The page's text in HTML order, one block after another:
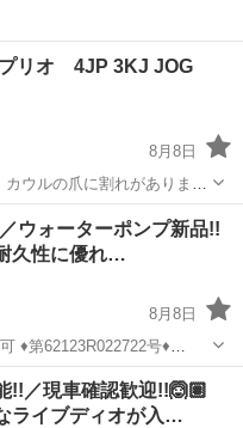
リオ 4JP 3KJ JOG
8月8日
ジョグアプリオ
ウォーターポンプ新品!!
久性に優れ…
8月8日
♦︎第62123R022722号♦
当方では、全てのお客様
場合...
ク ナンバープレート
!!／現車確認歓迎!!🙆🏽
ライブディオが入…